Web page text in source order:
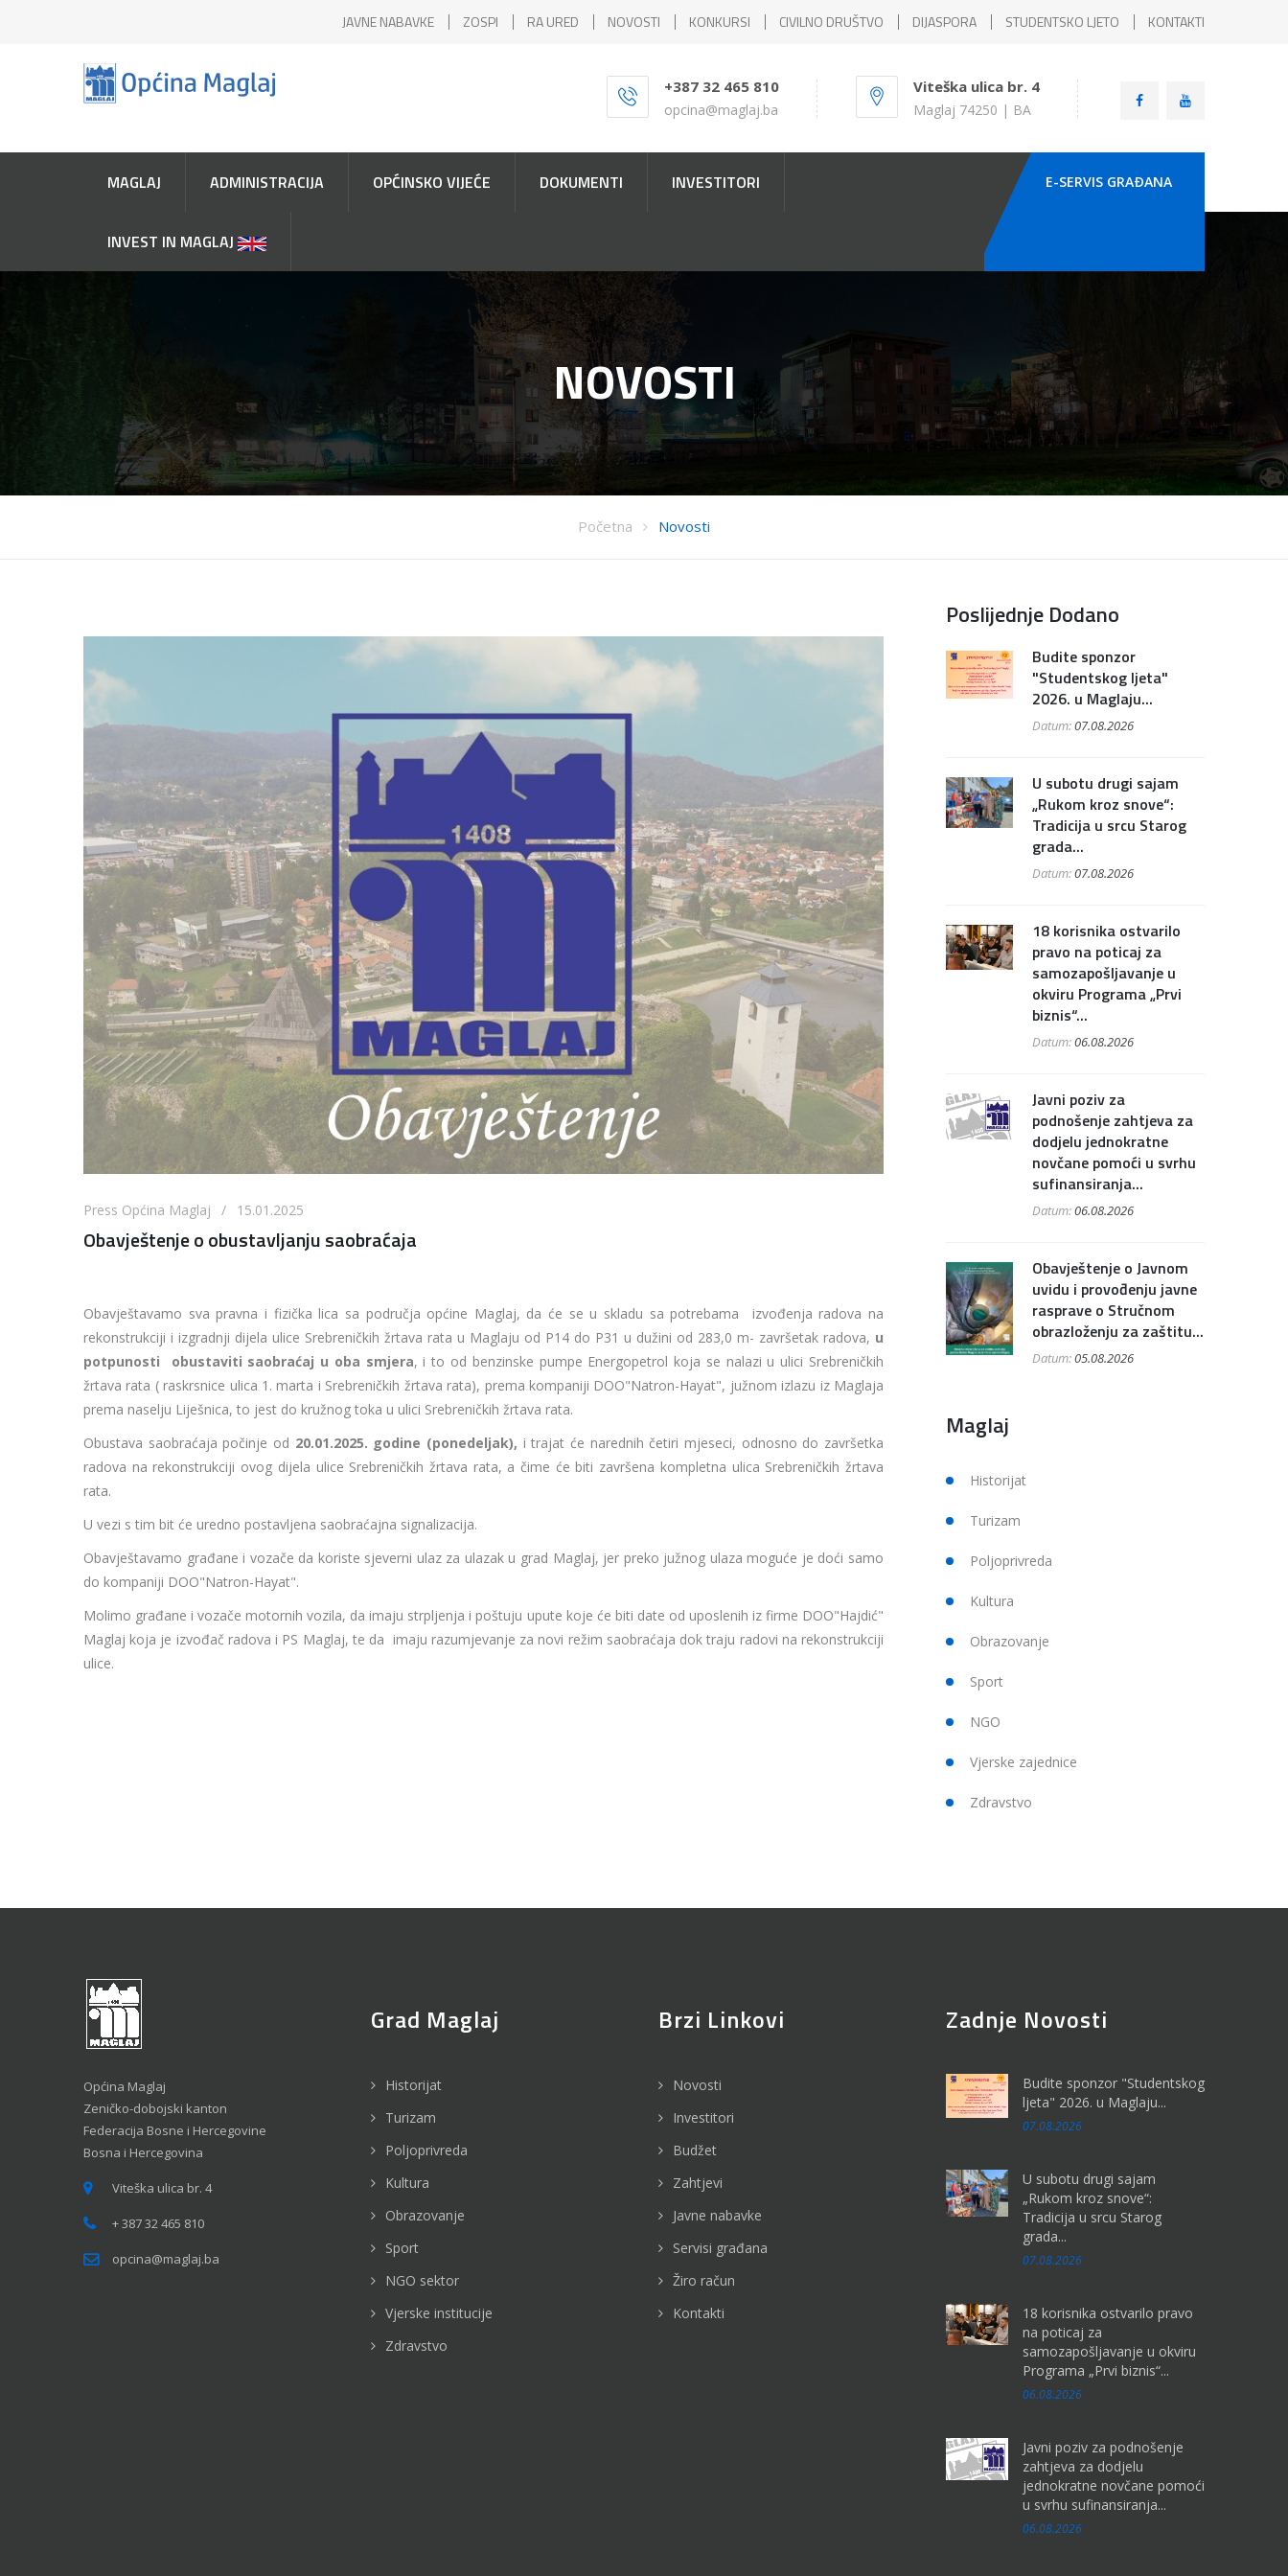
JAVNE NABAVKE ZOSPI RA URED NOVOSTI KONKURSI CIVILNO DRUŠTVO DIJASPORA STUDENTSKO LJETO KONTAKTI
+387 32 465 810
opcina@maglaj.ba
Viteška ulica br. 4
Maglaj 74250 | BA
MAGLAJ ADMINISTRACIJA OPĆINSKO VIJEĆE DOKUMENTI INVESTITORI
INVEST IN MAGLAJ
E-SERVIS GRAÐANA
NOVOSTI
Početna Novosti
Press Općina Maglaj / 15.01.2025
Obavještenje o obustavljanju saobraćaja
Obavještavamo sva pravna i fizička lica sa područja općine Maglaj, da će se u skladu sa potrebama izvođenja radova na
rekonstrukciji i izgradnji dijela ulice Srebreničkih žrtava rata u Maglaju od P14 do P31 u dužini od 283,0 m- završetak radova, u
potpunosti obustaviti saobraćaj u oba smjera, i to od benzinske pumpe Energopetrol koja se nalazi u ulici Srebreničkih
žrtava rata ( raskrsnice ulica 1. marta i Srebreničkih žrtava rata), prema kompaniji DOO"Natron-Hayat", južnom izlazu iz Maglaja
prema naselju Liješnica, to jest do kružnog toka u ulici Srebreničkih žrtava rata.
Obustava saobraćaja počinje od 20.01.2025. godine (ponedeljak), i trajat će narednih četiri mjeseci, odnosno do završetka
radova na rekonstrukciji ovog dijela ulice Srebreničkih žrtava rata, a čime će biti završena kompletna ulica Srebreničkih žrtava
rata.
U vezi s tim bit će uredno postavljena saobraćajna signalizacija.
Obavještavamo građane i vozače da koriste sjeverni ulaz za ulazak u grad Maglaj, jer preko južnog ulaza moguće je doći samo
do kompaniji DOO"Natron-Hayat".
Molimo građane i vozače motornih vozila, da imaju strpljenja i poštuju upute koje će biti date od uposlenih iz firme DOO"Hajdić"
Maglaj koja je izvođač radova i PS Maglaj, te da imaju razumjevanje za novi režim saobraćaja dok traju radovi na rekonstrukciji
ulice.
Poslijednje Dodano
Budite sponzor
"Studentskog ljeta"
2026. u Maglaju...
Datum:07.08.2026
U subotu drugi sajam
„Rukom kroz snove“:
Tradicija u srcu Starog
grada...
Datum:07.08.2026
18 korisnika ostvarilo
pravo na poticaj za
samozapošljavanje u
okviru Programa „Prvi
biznis“...
Datum:06.08.2026
Javni poziv za
podnošenje zahtjeva za
dodjelu jednokratne
novčane pomoći u svrhu
sufinansiranja...
Datum:06.08.2026
Obavještenje o Javnom
uvidu i provođenju javne
rasprave o Stručnom
obrazloženju za zaštitu...
Datum:05.08.2026
Maglaj
Historijat
Turizam
Poljoprivreda
Kultura
Obrazovanje
Sport
NGO
Vjerske zajednice
Zdravstvo
Općina Maglaj
Zeničko-dobojski kanton
Federacija Bosne i Hercegovine
Bosna i Hercegovina
Viteška ulica br. 4
+ 387 32 465 810
opcina@maglaj.ba
Grad Maglaj
Historijat
Turizam
Poljoprivreda
Kultura
Obrazovanje
Sport
NGO sektor
Vjerske institucije
Zdravstvo
Brzi Linkovi
Novosti
Investitori
Budžet
Zahtjevi
Javne nabavke
Servisi građana
Žiro račun
Kontakti
Zadnje Novosti
Budite sponzor "Studentskog
ljeta" 2026. u Maglaju...
07.08.2026
U subotu drugi sajam
„Rukom kroz snove“:
Tradicija u srcu Starog
grada...
07.08.2026
18 korisnika ostvarilo pravo
na poticaj za
samozapošljavanje u okviru
Programa „Prvi biznis“...
06.08.2026
Javni poziv za podnošenje
zahtjeva za dodjelu
jednokratne novčane pomoći
u svrhu sufinansiranja...
06.08.2026